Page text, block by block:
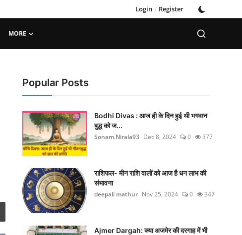
Login / Register
MORE
Popular Posts
Bodhi Divas : आज ही के दिन हुई थी भगवान
बुद्ध को ज...
Sonam.Nirala93 Dec 8, 2024 0 377
राशिफल- मीन राशि वालों को आज है धन लाभ की
संभावना
deepali mathur Nov 25, 2024 0 347
Ajmer Dargah: क्या अजमेर की दरगाह में भी